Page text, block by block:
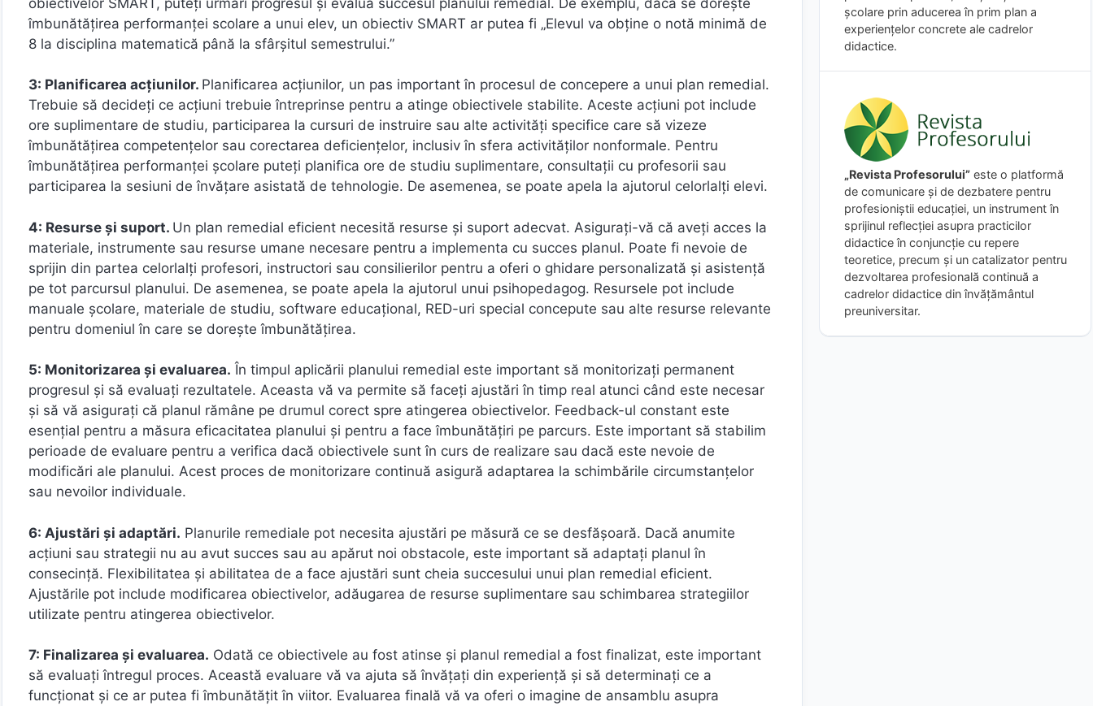
îmbunătățirea performanței scolare a unui elev, un obiectiv SMART ar putea fi „Elevul va obține o notă minimă de
8 la disciplina matematică până la sfârșitul semestrului.”
3: Planificarea acțiunilor. Planificarea acțiunilor, un pas important în procesul de concepere a unui plan remedial.
Trebuie să decideți ce acțiuni trebuie întreprinse pentru a atinge obiectivele stabilite. Aceste acțiuni pot include
ore suplimentare de studiu, participarea la cursuri de instruire sau alte activități specifice care să vizeze
îmbunătățirea competențelor sau corectarea deficiențelor, inclusiv în sfera activităților nonformale. Pentru
îmbunătățirea performanței școlare puteți planifica ore de studiu suplimentare, consultații cu profesorii sau
participarea la sesiuni de învățare asistată de tehnologie. De asemenea, se poate apela la ajutorul celorlalți elevi.
4: Resurse și suport. Un plan remedial eficient necesită resurse și suport adecvat. Asigurați-vă că aveți acces la
materiale, instrumente sau resurse umane necesare pentru a implementa cu succes planul. Poate fi nevoie de
sprijin din partea celorlalți profesori, instructori sau consilierilor pentru a oferi o ghidare personalizată și asistență
pe tot parcursul planului. De asemenea, se poate apela la ajutorul unui psihopedagog. Resursele pot include
manuale școlare, materiale de studiu, software educațional, RED-uri special concepute sau alte resurse relevante
pentru domeniul în care se dorește îmbunătățirea.
5: Monitorizarea și evaluarea. În timpul aplicării planului remedial este important să monitorizați permanent
progresul și să evaluați rezultatele. Aceasta vă va permite să faceți ajustări în timp real atunci când este necesar
și să vă asigurați că planul rămâne pe drumul corect spre atingerea obiectivelor. Feedback-ul constant este
esențial pentru a măsura eficacitatea planului și pentru a face îmbunătățiri pe parcurs. Este important să stabilim
perioade de evaluare pentru a verifica dacă obiectivele sunt în curs de realizare sau dacă este nevoie de
modificări ale planului. Acest proces de monitorizare continuă asigură adaptarea la schimbările circumstanțelor
sau nevoilor individuale.
6: Ajustări și adaptări. Planurile remediale pot necesita ajustări pe măsură ce se desfășoară. Dacă anumite
acțiuni sau strategii nu au avut succes sau au apărut noi obstacole, este important să adaptați planul în
consecință. Flexibilitatea și abilitatea de a face ajustări sunt cheia succesului unui plan remedial eficient.
Ajustările pot include modificarea obiectivelor, adăugarea de resurse suplimentare sau schimbarea strategiilor
utilizate pentru atingerea obiectivelor.
7: Finalizarea și evaluarea. Odată ce obiectivele au fost atinse și planul remedial a fost finalizat, este important
să evaluați întregul proces. Această evaluare vă va ajuta să învățați din experiență și să determinați ce a
funcționat și ce ar putea fi îmbunătățit în viitor. Evaluarea finală vă va oferi o imagine de ansamblu asupra
şcolare prin aducerea în prim plan a
experienţelor concrete ale cadrelor
didactice.
„Revista Profesorului” este o platformă
de comunicare și de dezbatere pentru
profesioniștii educației, un instrument în
sprijinul reflecției asupra practicilor
didactice în conjuncție cu repere
teoretice, precum și un catalizator pentru
dezvoltarea profesională continuă a
cadrelor didactice din învățământul
preuniversitar.